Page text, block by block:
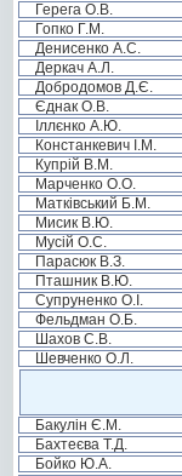
Герега О.В.
Гопко Г.М.
Денисенко А.С.
Деркач А.Л.
Добродомов Д.Є.
Єднак О.В.
Іллєнко А.Ю.
Констанкевич І.М.
Купрій В.М.
Марченко О.О.
Матківський Б.М.
Мисик В.Ю.
Мусій О.С.
Парасюк В.З.
Пташник В.Ю.
Супруненко О.І.
Фельдман О.Б.
Шахов С.В.
Шевченко О.Л.
Бакулін Є.М.
Бахтеєва Т.Д.
Бойко Ю.А.